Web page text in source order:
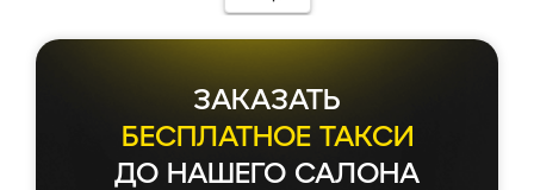
ЗАКАЗАТЬ
БЕСПЛАТНОЕ ТАКСИ
ДО НАШЕГО САЛОНА